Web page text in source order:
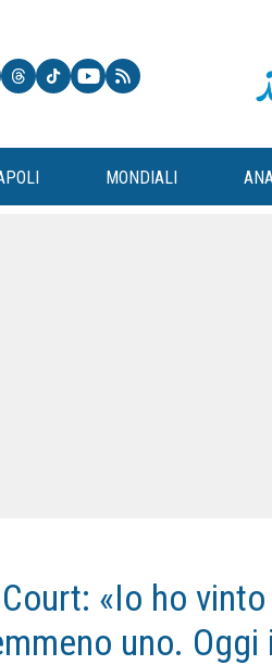
MONDIALI
«Io ho
uno.